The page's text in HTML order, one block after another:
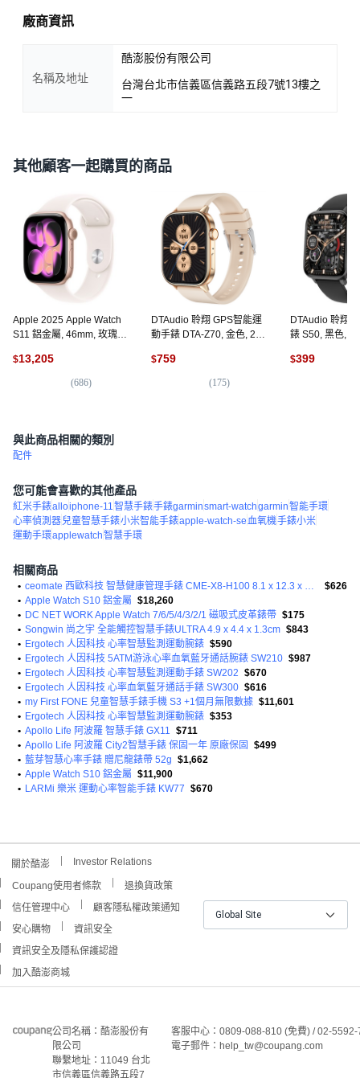
廠商資訊
名稱及地址
酷澎股份有限公司
台灣台北市信義區信義路五段7號13樓之
一
其他顧客一起購買的商品
Apple 2025 Apple Watch
S11 鋁金屬, 46mm, 玫瑰金
帶, GPS
$13,205
(686)
DTAudio 聆翔 GPS智能運
動手錶 DTA-Z70, 金色, 2.1
$759
(175)
DTAudio 聆翔
錶 S50, 黑色,
$399
與此商品相關的類別
配件
您可能會喜歡的其他產品
紅米手錶alloiphone-11 智慧手錶手錶garminsmart-watchgarmin智能手環
心率偵測器 兒童智慧手錶小米智能手錶apple-watch-se 血氧機手錶小米
運動手環applewatch智慧手環
相關商品
•
$626
• Apple Watch S10 鋁金屬 $18,260
• DC NET WORK Apple Watch 7/6/5/4/3/2/1 磁吸式皮革錶帶 $175
• Songwin 尚之宇 全能觸控智慧手錶ULTRA 4.9 x 4.4 x 1.3cm $843
• Ergotech 人因科技 心率智慧監測運動腕錶 $590
• Ergotech 人因科技 5ATM游泳心率血氧藍牙通話腕錶 SW210 $987
• Ergotech 人因科技 心率智慧監測運動手錶 SW202 $670
• Ergotech 人因科技 心率血氧藍牙通話手錶 SW300 $616
• my First FONE 兒童智慧手錶手機 S3 +1個月無限數據 $11,601
• Ergotech 人因科技 心率智慧監測運動腕錶 $353
• Apollo Life 阿波羅 智慧手錶 GX11
$711
• Apollo Life 阿波羅 City2智慧手錶 保固一年 原廠保固
$499
• 藍芽智慧心率手錶 贈尼龍錶帶 52g $1,662
• Apple Watch S10 鋁金屬 $11,900
• LARMi 樂米 運動心率智能手錶 KW77 $670
關於酷澎 Investor Relations
Coupang使用者條款
退換貨政策
信任管理中心
顧客隱私權政策通知
安心購物
資訊安全
資訊安全及隱私保護認證
加入酷澎商城
Global Site
公司名稱：酷澎股份有
限公司
聯繫地址：11049 台北
市信義區信義路五段7
客服中心：0809-088-810 (免費) / 02-
電子郵件：help_tw@coupang.com